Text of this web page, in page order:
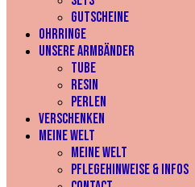
GUTSCHEINE
OHRRINGE
UNSERE ARMBÄNDER
Tube
Resin
Perlen
VERSCHENKEN
MEINE WELT
Meine Welt
Pflegehinweise & Infos